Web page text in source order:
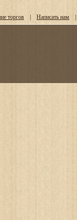
торгов | Написать нам |